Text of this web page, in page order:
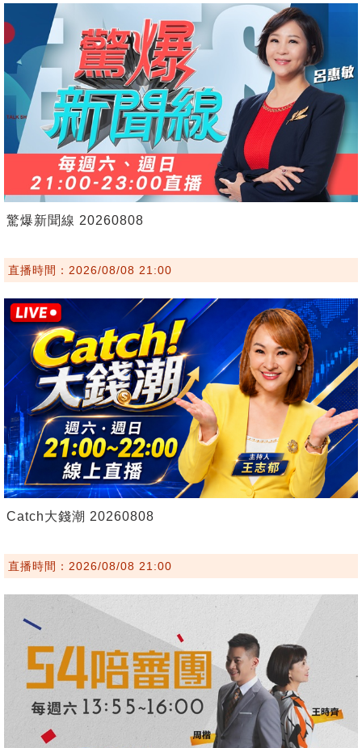
驚爆新聞線 20260808
直播時間：2026/08/08 21:00
Catch大錢潮 20260808
直播時間：2026/08/08 21:00